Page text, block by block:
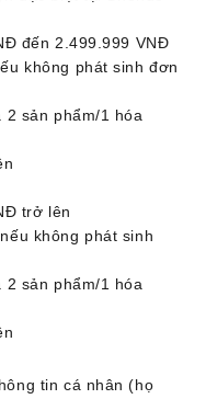
đến 2.499.999 VNĐ
không phát sinh đơn
sản phẩm/1 hóa
trở lên
không phát sinh
sản phẩm/1 hóa
tin cá nhân (họ